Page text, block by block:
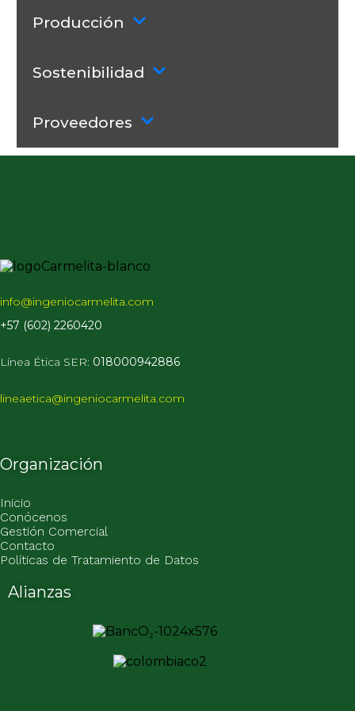
Producción
Sostenibilidad
Proveedores
info@ingeniocarmelita.com
+57 (602) 2260420
Línea Ética SER: 018000942886
lineaetica@ingeniocarmelita.com
Organización
Inicio
Conócenos
Gestión Comercial
Contacto
Políticas de Tratamiento de Datos
Alianzas